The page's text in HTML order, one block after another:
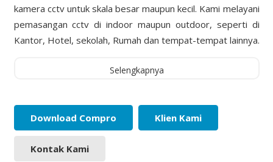
kamera cctv untuk skala besar maupun kecil. Kami melayani
pemasangan cctv di indoor maupun outdoor, seperti di
Kantor, Hotel, sekolah, Rumah dan tempat-tempat lainnya.
Selengkapnya
Download Compro Klien Kami
Kontak Kami